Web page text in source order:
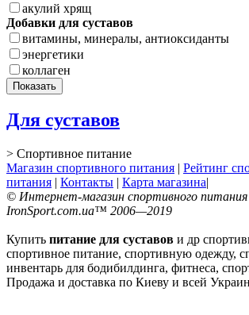
акулий хрящ
Добавки для суставов
витамины, минералы, антиоксиданты
энергетики
коллаген
Для суставов
> Спортивное питание
Магазин спортивного питания | Рейтинг
питания | Контакты | Карта магазина|
© Интернет-магазин спортивного питания
IronSport.com.ua™ 2006—2019
Купить питание для суставов и др
спортивное питание, спортивную одежду,
инвентарь для бодибилдинга, фитнеса,
Продажа и доставка по Киеву и всей